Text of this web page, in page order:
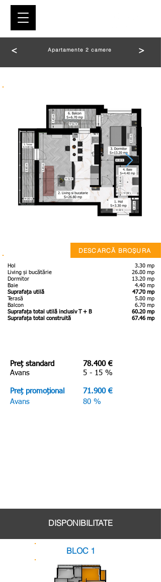
< Apartamente 2 camere >
Hol
Living și bucătărie
Dormitor
Baie
Suprafața utilă
Terasă
Balcon
Suprafața total utilă inclusiv T + B
Suprafața total construită
3.30 mp
26.80 mp
13.20 mp
4.40 mp
47.70 mp
5.80 mp
6.70 mp
60.20 mp
67.46 mp
DESCARCĂ BROȘURA
Preț standard
Avans
78.400 €
5 - 15 %
Preț promoțional
Avans
71.900 €
80 %
DISPONIBILITATE
BLOC 1